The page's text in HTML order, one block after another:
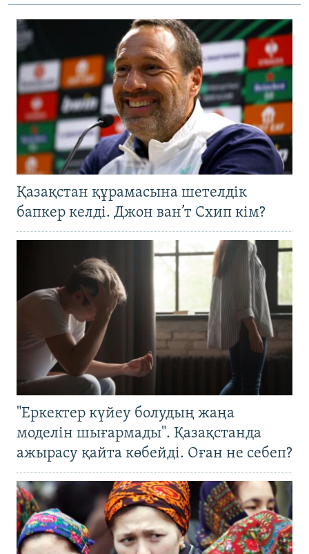
Қазақстан құрамасына шетелдік
бапкер келді. Джон ван’т Схип кім?
"Еркектер күйеу болудың жаңа
моделін шығармады". Қазақстанда
ажырасу қайта көбейді. Оған не себеп?